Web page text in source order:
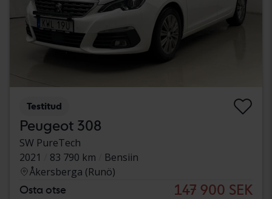
Testitud
Peugeot 308
SW PureTech
2021
83 790 km
Bensiin
Åkersberga (Runö)
Osta otse 147 900 SEK